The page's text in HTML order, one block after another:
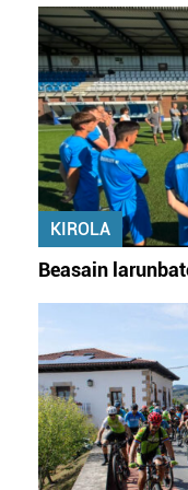
KIROLA
Beasain